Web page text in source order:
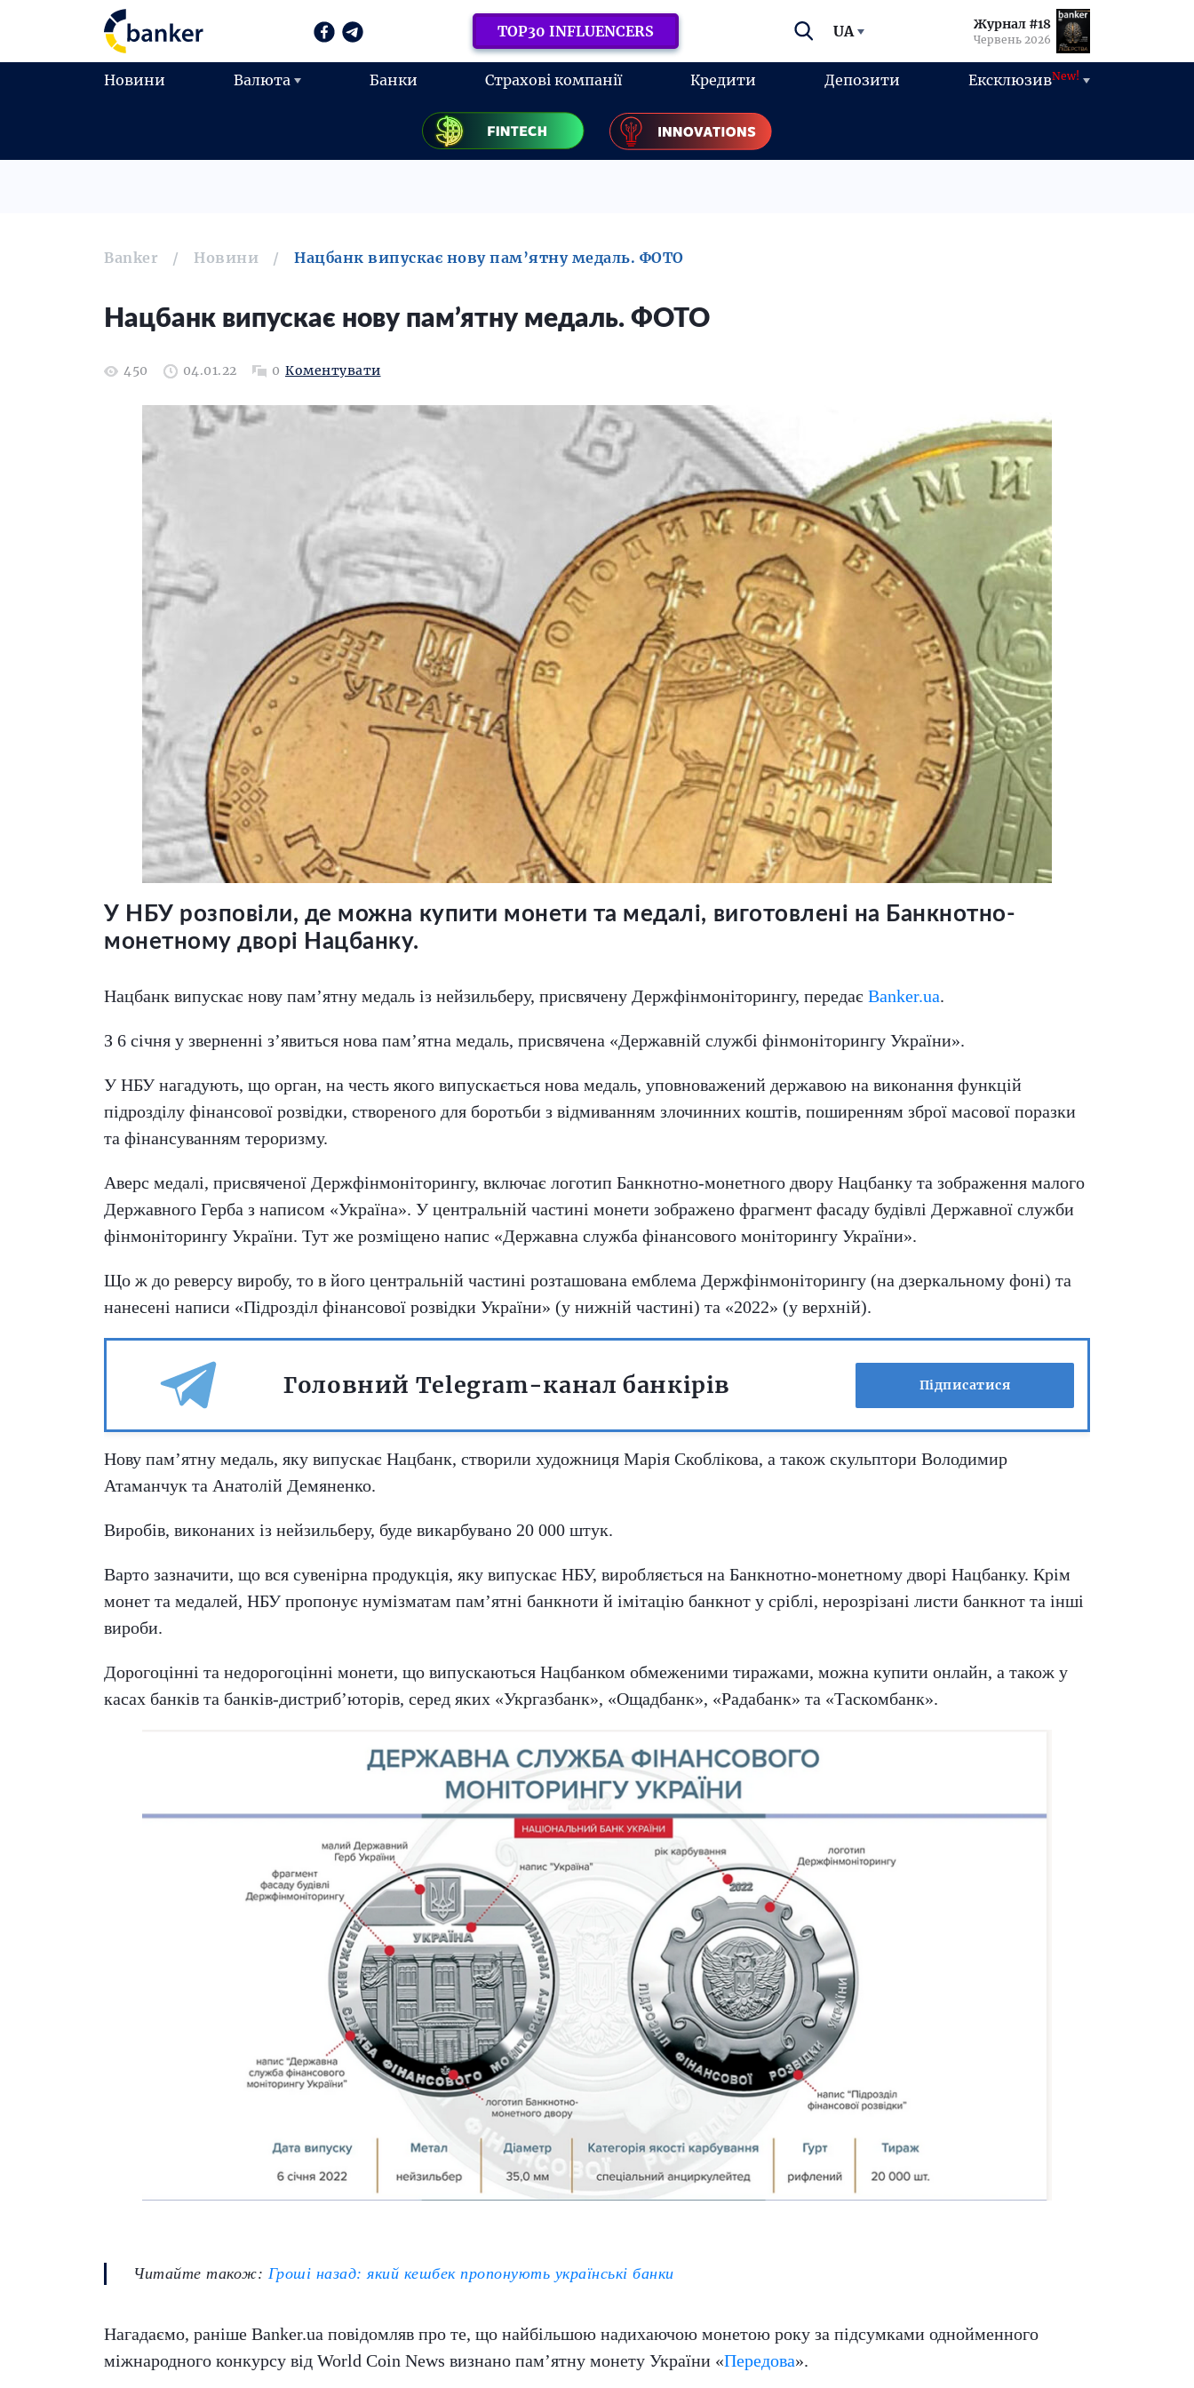
TOP30 INFLUENCERS UA Журнал #18
Червень 2026
Новини Валюта Банки Страхові компанії Кредити Депозити ЕксклюзивNew!
Banker Новини Нацбанк випускає нову пам’ятну медаль. ФОТО
Нацбанк випускає нову пам’ятну медаль. ФОТО
450 04.01.22 0 Коментувати
У НБУ розповіли, де можна купити монети та медалі, виготовлені на Банкнотно-
монетному дворі Нацбанку.
Нацбанк випускає нову пам’ятну медаль із нейзильберу, присвячену Держфінмоніторингу, передає Banker.ua.
З 6 січня у зверненні з’явиться нова пам’ятна медаль, присвячена «Державній службі фінмоніторингу України».
У НБУ нагадують, що орган, на честь якого випускається нова медаль, уповноважений державою на виконання функцій
підрозділу фінансової розвідки, створеного для боротьби з відмиванням злочинних коштів, поширенням зброї масової поразки
та фінансуванням тероризму.
Аверс медалі, присвяченої Держфінмоніторингу, включає логотип Банкнотно-монетного двору Нацбанку та зображення малого
Державного Герба з написом «Україна». У центральній частині монети зображено фрагмент фасаду будівлі Державної служби
фінмоніторингу України. Тут же розміщено напис «Державна служба фінансового моніторингу України».
Що ж до реверсу виробу, то в його центральній частині розташована емблема Держфінмоніторингу (на дзеркальному фоні) та
нанесені написи «Підрозділ фінансової розвідки України» (у нижній частині) та «2022» (у верхній).
Головний Telegram-канал банкірів Підписатися
Нову пам’ятну медаль, яку випускає Нацбанк, створили художниця Марія Скоблікова, а також скульптори Володимир
Атаманчук та Анатолій Демяненко.
Виробів, виконаних із нейзильберу, буде викарбувано 20 000 штук.
Варто зазначити, що вся сувенірна продукція, яку випускає НБУ, виробляється на Банкнотно-монетному дворі Нацбанку. Крім
монет та медалей, НБУ пропонує нумізматам пам’ятні банкноти й імітацію банкнот у сріблі, нерозрізані листи банкнот та інші
вироби.
Дорогоцінні та недорогоцінні монети, що випускаються Нацбанком обмеженими тиражами, можна купити онлайн, а також у
касах банків та банків-дистриб’юторів, серед яких «Укргазбанк», «Ощадбанк», «Радабанк» та «Таскомбанк».
Читайте також: Гроші назад: який кешбек пропонують українські банки
Нагадаємо, раніше Banker.ua повідомляв про те, що найбільшою надихаючою монетою року за підсумками однойменного
міжнародного конкурсу від World Coin News визнано пам’ятну монету України «Передова».